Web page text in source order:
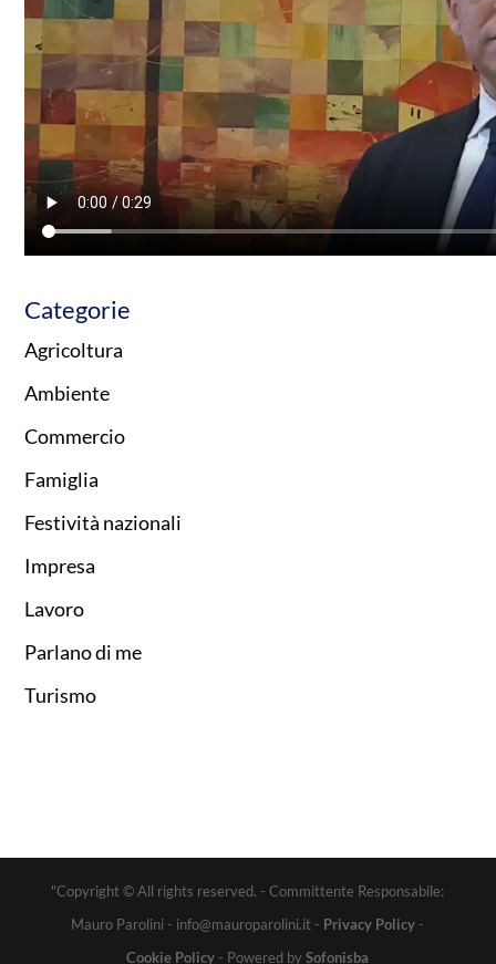
Categorie
Agricoltura
Ambiente
Commercio
Famiglia
Festività nazionali
Impresa
Lavoro
Parlano di me
Turismo
"Copyright © All rights reserved. - Committente Responsabile:
Mauro Parolini - info@mauroparolini.it - Privacy Policy-
Cookie Policy- Powered bySofonisba